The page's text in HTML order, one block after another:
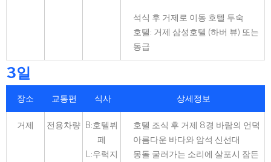
석식 후 거제로 이동 호텔 투숙
호텔: 거제 삼성호텔 (하버 뷰) 또는
동급
3일
장소 교통편 식사 상세정보
거제 전용차량 B:호텔뷔
페
L:우럭지
호텔 조식 후 거제 8경 바람의 언덕
아름다운 바다와 암석 신선대
몽돌 굴러가는 소리에 살포시 잠든